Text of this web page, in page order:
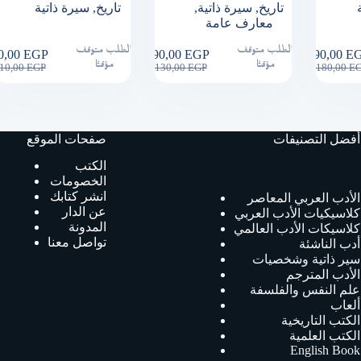
تاريخ, سيرة ذاتية
EGP
Original
EGP
Current
الطلب متوقف
مؤقتًا
تاريخ, سيرة ذاتية,
معارف عامة
130,00EGP
Original
90,00 EGP
Current
الطلب متوقف
مؤقتًا
180,00
90,00
صفحات الموقع
الكتب
الخصومات
انشر كتابك
عن الدار
المدونة
تواصل معنا
أفضل التصنيفات
الأدب العربي المعاصر
كلاسيكيات الأدب العربي
كلاسيكات الأدب العالمي
أدب الناشئة
سير ذاتية وشخصيات
الأدب المترجم
علم النفس والفلسفة
ألعاب
الكتب التاريخية
الكتب العلمية
English Book